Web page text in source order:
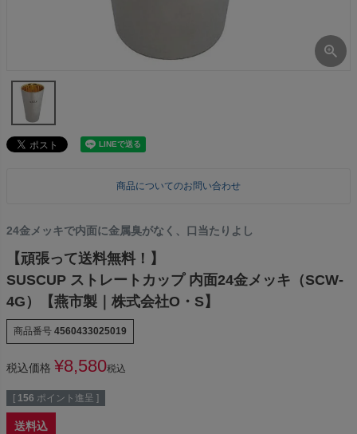
商品についてのお問い合わせ
24金メッキで内面に金属臭がなく、口当たりよし
【頑張って送料無料！】
SUSCUP ストレートカップ 内面24金メッキ（SCW-
4G）【燕市製｜株式会社O・S】
商品番号 4560433025019
税込価格 ¥8,580税込
[ 156 ポイント進呈 ]
送料込